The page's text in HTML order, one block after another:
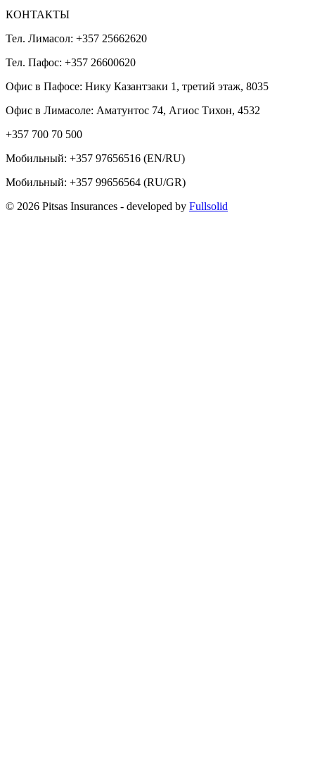
КОНТАКТЫ
Тел. Лимасол: +357 25662620
Тел. Пафос: +357 26600620
Офис в Пафосе: Нику Казантзаки 1, третий этаж, 8035
Офис в Лимасоле: Аматунтос 74, Агиос Тихон, 4532
+357 700 70 500
Мобильный: +357 97656516 (EN/RU)
Мобильный: +357 99656564 (RU/GR)
© 2026 Pitsas Insurances - developed by Fullsolid